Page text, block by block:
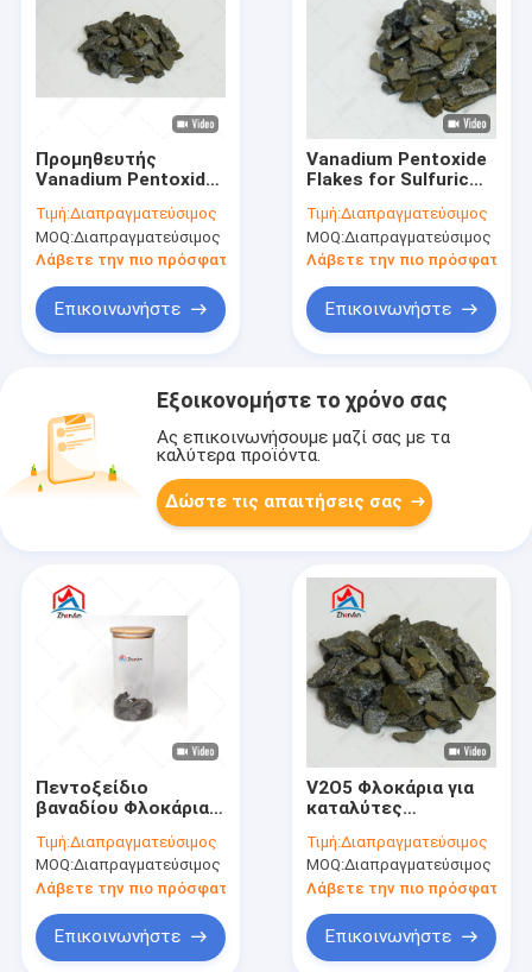
Προμηθευτής
Vanadium Pentoxide
Vanadium Production
Σταθερής ποιότητας
βιομηχανικό υλικό
Τιμή:Διαπραγματεύσιμος
MOQ:Διαπραγματεύσιμος
Λάβετε την πιο πρόσφατη τιμή
Επικοινωνήστε
Vanadium Pentoxide
Flakes for Sulfuric
Ferro Vanadium
Production Industrial
Grade Material
Τιμή:Διαπραγματεύσιμος
MOQ:Διαπραγματεύσιμος
Λάβετε την πιο πρόσφατη
Επικοινωνήστε
Εξοικονομήστε το χρόνο σας
Ας επικοινωνήσουμε μαζί σας με τα
καλύτερα προϊόντα.
Δώστε τις απαιτήσεις σας
Πεντοξείδιο
βαναδίου Φλοκάρια
παραγωγή βαναδίου
σιδήρου Υψηλής
καθαρότητας
Μεταλλουργικό
υλικό
Τιμή:Διαπραγματεύσιμος
MOQ:Διαπραγματεύσιμος
Λάβετε την πιο πρόσφατη τιμή
Επικοινωνήστε
V2O5 Φλοκάρια για
καταλύτες
ενέργειας και
μεταλλουργικές
εφαρμογές
Πεντοξείδιο βανδίου
υψηλής
καθαρότητας
Τιμή:Διαπραγματεύσιμος
MOQ:Διαπραγματεύσιμος
Λάβετε την πιο πρόσφατη
Επικοινωνήστε